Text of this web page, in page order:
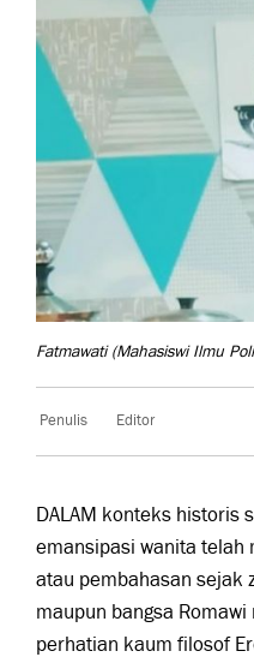
Fatmawati (Mahasiswi Ilmu
Penulis Editor
DALAM konteks historis
emansipasi wanita telah
atau pembahasan sejak
maupun bangsa
perhatian kaum filosof